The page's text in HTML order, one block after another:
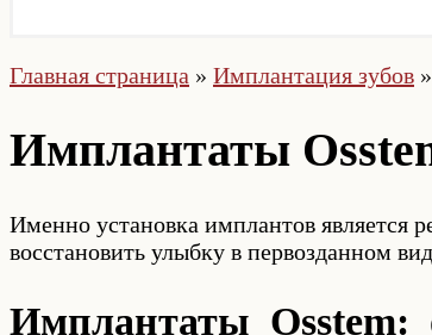
Главная страница » Имплантация зубов »
Имплантаты
Именно установка имплантов является
восстановить улыбку в первозданном
Имплантаты